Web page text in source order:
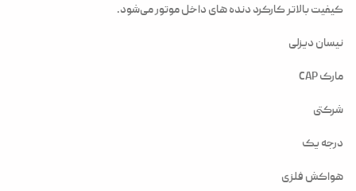
کیفیت بالاتر کارکرد دنده های داخل موتور می‌شود.
نیسان دیزلی
مارک CAP
شرکتی
درجه یک
هواکش فلزی